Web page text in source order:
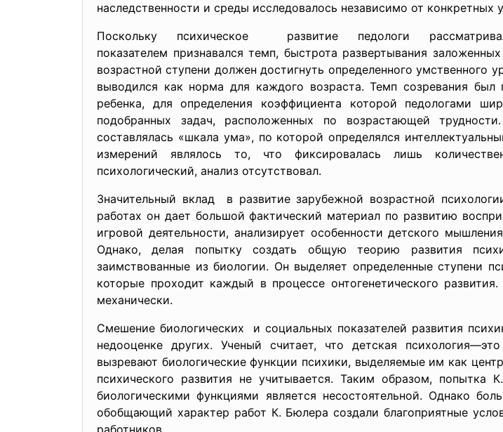
наследственности и среды исследовалось независимо от
Поскольку психическое развитие педологи
показателем признавался темп, быстрота развертывания
возрастной ступени должен достигнуть определенного умственного
выводился как норма для каждого возраста. Темп созревания
ребенка, для определения коэффициента которой педологами
подобранных задач, расположенных по возрастающей
составлялась «шкала ума», по которой определялся
измерений являлось то, что фиксировалась лишь
психологический, анализ отсутствовал.
Значительный вклад в развитие зарубежной возрастной
работах он дает большой фактический материал по развитию
игровой деятельности, анализирует особенности детского
Однако, делая попытку создать общую теорию развития
заимствованные из биологии. Он выделяет определенные ступени
которые проходит каждый в процессе онтогенетического
механически.
Смешение биологических и социальных показателей развития
недооценке других. Ученый считает, что детская
вызревают биологические функции психики, выделяемые им как
психического развития не учитывается. Таким образом,
биологическими функциями является несостоятельной. Однако
обобщающий характер работ К. Бюлера создали благоприятные
работников.